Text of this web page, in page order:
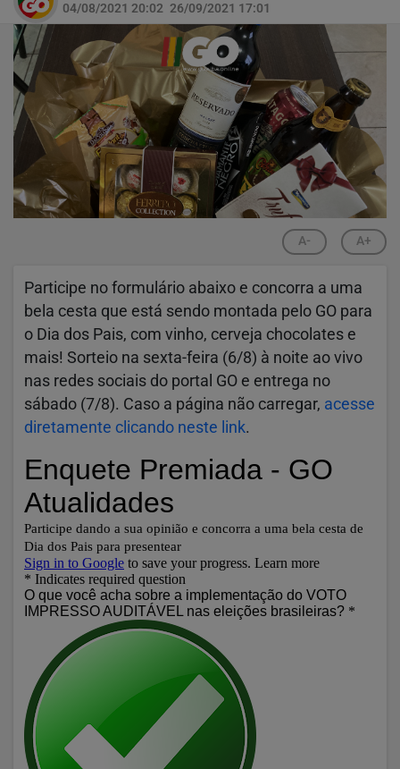
04/08/2021 20:02 26/09/2021 17:01
A- A+
Participe no formulário abaixo e concorra a uma
bela cesta que está sendo montada pelo GO para
o Dia dos Pais, com vinho, cerveja chocolates e
mais! Sorteio na sexta-feira (6/8) à noite ao vivo
nas redes sociais do portal GO e entrega no
sábado (7/8). Caso a página não carregar, acesse
diretamente clicando neste link.